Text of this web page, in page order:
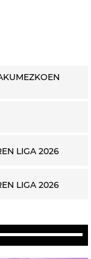
LIGA 2026
LIGA 2026